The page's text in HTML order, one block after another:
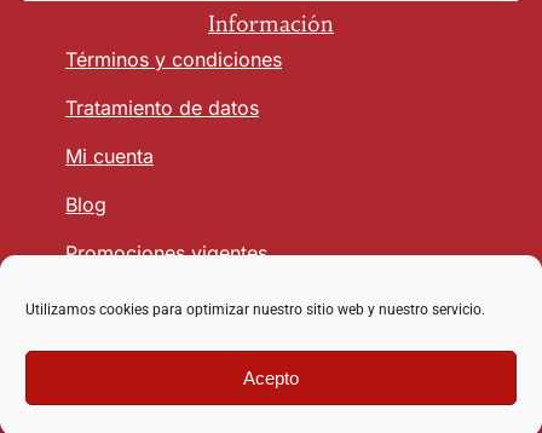
Utilizamos cookies para optimizar nuestro sitio web y nuestro servicio.
Acepto
Información
Términos y condiciones
Tratamiento de datos
Mi cuenta
Blog
Promociones vigentes
Seguridad y Confianza